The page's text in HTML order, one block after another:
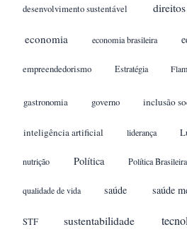
desenvolvimento sustentável
economia economia brasileira
empreendedorismo Estratégia
gastronomia governo inclusão
inteligência artificial liderança
nutrição Política Política Brasileira
qualidade de vida saúde saúde
STF sustentabilidade